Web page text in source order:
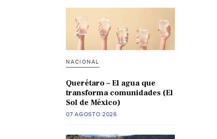
NACIONAL
Querétaro – El agua que
transforma comunidades (El
Sol de México)
07 AGOSTO 2026